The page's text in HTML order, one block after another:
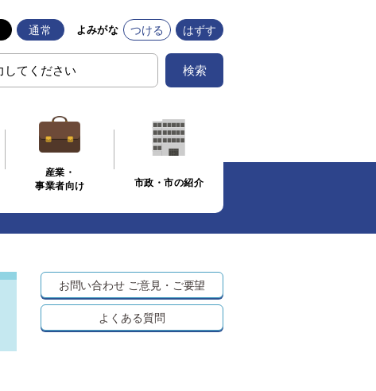
通常 よみがな つける はずす
検索
産業・
事業者向け
市政・市の紹介
お問い合わせ ご意見・ご要望
よくある質問